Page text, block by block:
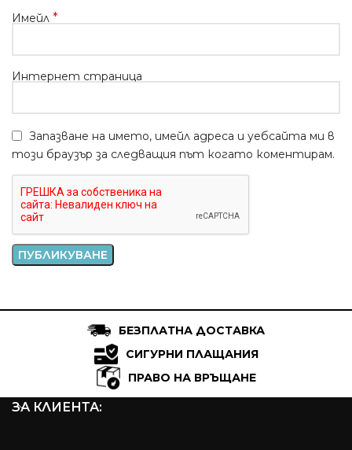
Имейл *
Интернет страница
Запазване на името, имейл адреса и уебсайта ми в
този браузър за следващия път когато коментирам.
БЕЗПЛАТНА ДОСТАВКА
СИГУРНИ ПЛАЩАНИЯ
ПРАВО НА ВРЪЩАНЕ
ЗА КЛИЕНТА: